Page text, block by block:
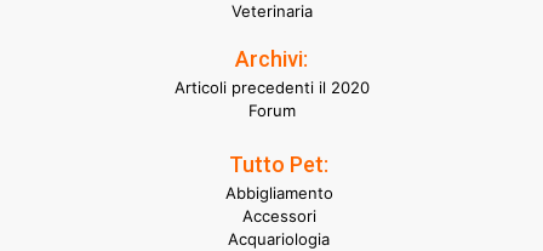
Veterinaria
Archivi:
Articoli precedenti il 2020
Forum
Tutto Pet:
Abbigliamento
Accessori
Acquariologia